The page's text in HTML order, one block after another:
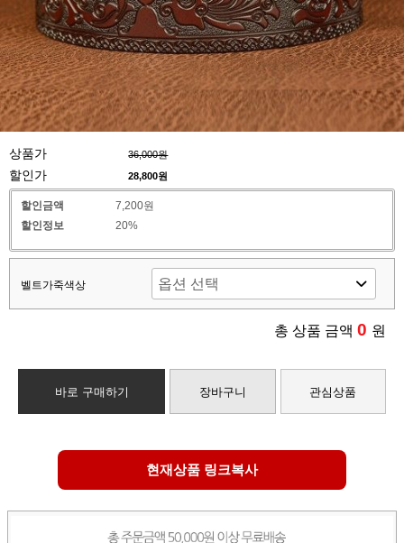
상품가 36,000원
할인가 28,800원
할인금액
7,200원
할인정보
20%
벨트가죽색상
총 상품 금액 0 원
바로 구매하기 장바구니 관심상품
현재상품 링크복사